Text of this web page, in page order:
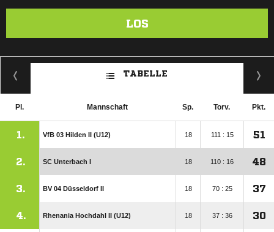
LOS
TABELLE
Pl. Mannschaft Sp. Torv. Pkt.
1. VfB 03 Hilden II (U12) 18 111 : 15 51
2. SC Unterbach I 18 110 : 16 48
3. BV 04 Düsseldorf II 18 70 : 25 37
4. Rhenania Hochdahl II (U12) 18 37 : 36 30